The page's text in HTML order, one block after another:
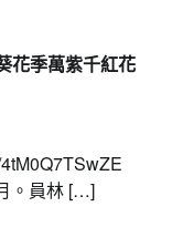
花季萬紫千紅花
。員林 […]